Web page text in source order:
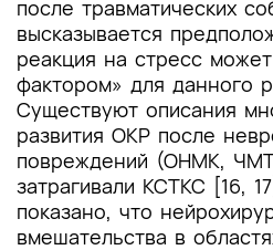
после травматических
высказывается
реакция на стресс
фактором» для данного
Существуют описания
развития ОКР после
повреждений (ОНМК,
затрагивали КСТКС [16,
показано, что
вмешательства в